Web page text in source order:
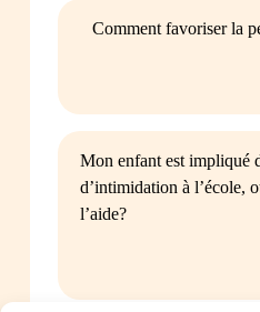
Comment favoriser la
Mon enfant est impliqué
d’intimidation à l’école,
l’aide?